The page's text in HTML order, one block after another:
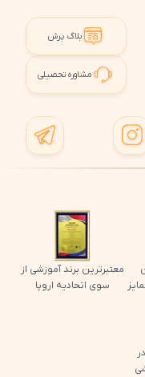
بلاگ پرش
مشاوره تحصیلی
معتبرترین برند آموزشی از
سوی اتحادیه اروپا